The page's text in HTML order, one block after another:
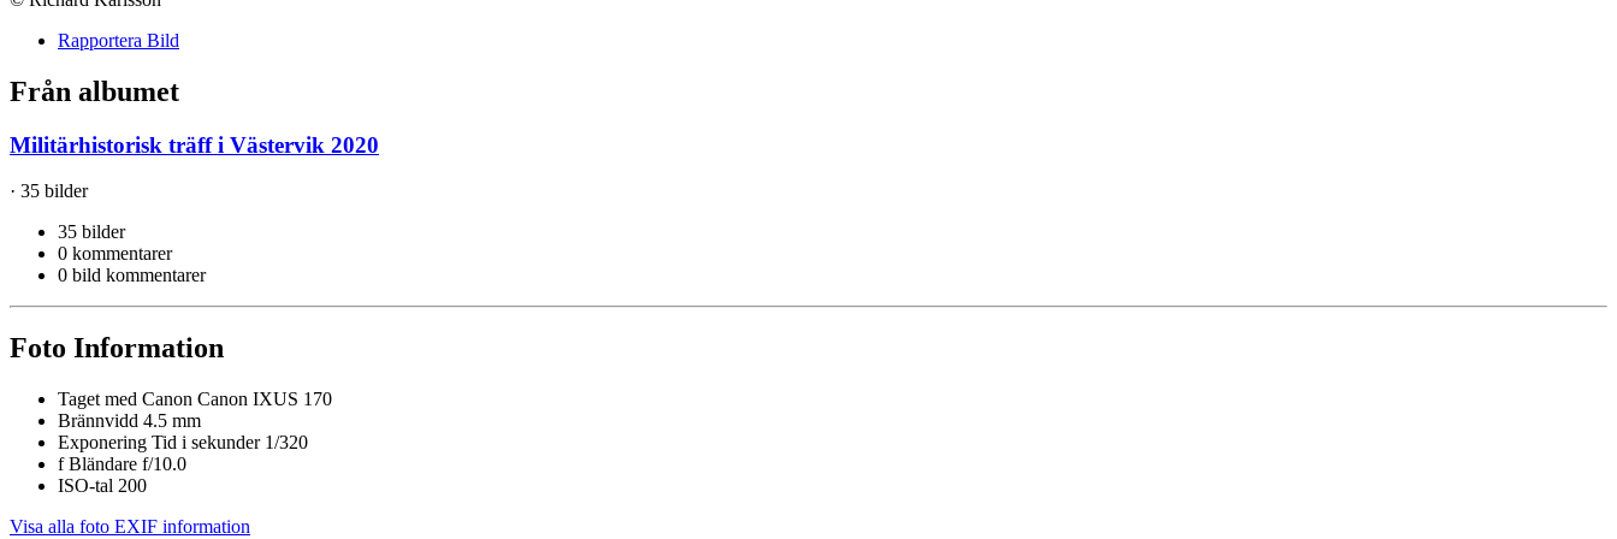
Rapportera Bild
Från albumet
Militärhistorisk träff i Västervik 2020
· 35 bilder
35 bilder
0 kommentarer
0 bild kommentarer
Foto Information
Taget med Canon Canon IXUS 170
Brännvidd 4.5 mm
Exponering Tid i sekunder 1/320
f Bländare f/10.0
ISO-tal 200
Visa alla foto EXIF information